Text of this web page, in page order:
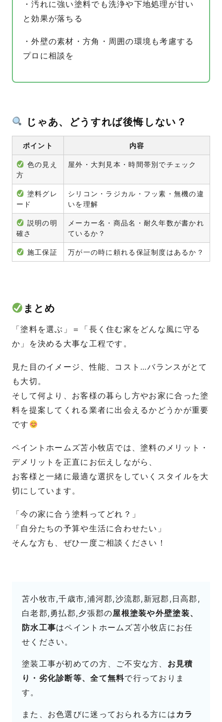
・汚れに強い塗料でも洗浄や下地処理が甘い
と効果が落ちる
・外壁の素材・方角・周囲の環境も考慮する
プロに相談を
じゃあ、どうすれば後悔しない？
ポイント 内容
色の見え
方
屋外・大判見本・時間帯別でチェック
塗料グレ
ード
シリコン・ラジカル・フッ素・無機の違
いを理解
説明の明
確さ
メーカー名・商品名・耐久年数が書かれ
ているか？
施工保証 万が一の時に頼れる保証制度はあるか？
まとめ
「塗料を選ぶ」＝「長く住む家をどんな風に守る
か」を決める大事な工程です。
見た目のイメージ、性能、コスト…バランスがとて
も大切。
そして何より、お客様の暮らし方やお家に合った塗
料を提案してくれる業者に出会えるかどうかが重要
です
ペイントホームズ苫小牧店では、塗料のメリット・
デメリットを正直にお伝えしながら、
お客様と一緒に最適な選択をしていくスタイルを大
切にしています。
「今の家に合う塗料ってどれ？」
「自分たちの予算や生活に合わせたい」
そんな方も、ぜひ一度ご相談ください！
苫小牧市,千歳市,浦河郡,沙流郡,新冠郡,日高郡,
白老郡,勇払郡,夕張郡の屋根塗装や外壁塗装、
防水工事はペイントホームズ苫小牧店にお任
せください。
塗装工事が初めての方、ご不安な方、 お見積
り・劣化診断等、全て無料で行っておりま
す。
また、お色選びに迷っておられる方にはカラ